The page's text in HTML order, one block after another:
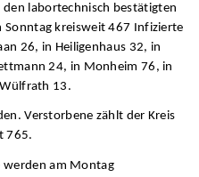
den labortechnisch bestätigten
Sonntag kreisweit 467 Infizierte
26, in Heiligenhaus 32, in
24, in Monheim 76, in
13.
Verstorbene zählt der Kreis
765.
werden am Montag